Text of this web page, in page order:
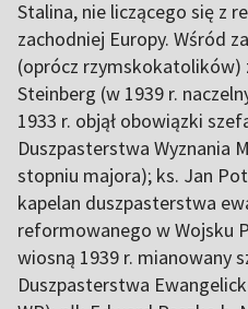
Stalina, nie liczącego się z
zachodniej Europy. Wśród
(oprócz rzymskokatolików)
Steinberg (w 1939 r.
1933 r. objął obowiązki
Duszpasterstwa Wyznania
stopniu majora); ks. Jan
kapelan duszpasterstwa
reformowanego w Wojsku
wiosną 1939 r. mianowany
Duszpasterstwa